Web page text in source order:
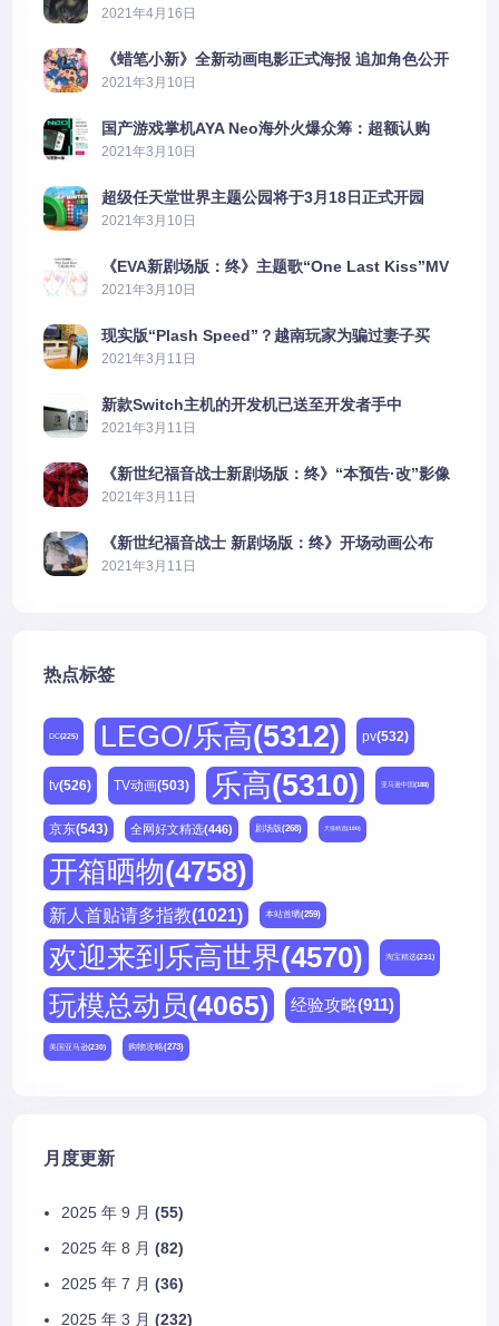
2021年4月16日
《蜡笔小新》全新动画电影正式海报 追加角色公开
2021年3月10日
国产游戏掌机AYA Neo海外火爆众筹：超额认购
2606%
2021年3月10日
超级任天堂世界主题公园将于3月18日正式开园
2021年3月10日
《EVA新剧场版：终》主题歌“One Last Kiss”MV
公布
2021年3月10日
现实版“Plash Speed”？越南玩家为骗过妻子买
PS5上演好戏
2021年3月11日
新款Switch主机的开发机已送至开发者手中
2021年3月11日
《新世纪福音战士新剧场版：终》“本预告·改”影像
公开
2021年3月11日
《新世纪福音战士 新剧场版：终》开场动画公布
2021年3月11日
热点标签
DC(225) LEGO/乐高(5312) pv(532)
tv(526) TV动画(503) 乐高(5310) 亚马逊中国(188)
京东(543) 全网好文精选(446) 剧场版(268) 天猫精选(180)
开箱晒物(4758)
新人首贴请多指教(1021) 本站首晒(259)
欢迎来到乐高世界(4570) 淘宝精选(231)
玩模总动员(4065) 经验攻略(911)
美国亚马逊(230) 购物攻略(273)
月度更新
2025 年 9 月 (55)
2025 年 8 月 (82)
2025 年 7 月 (36)
2025 年 3 月 (232)